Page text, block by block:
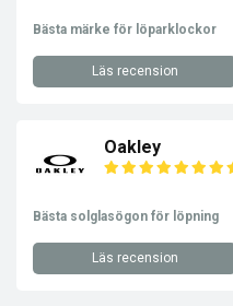
Bästa märke för löparklockor
Läs recension
Oakley
Bästa solglasögon för löpning
Läs recension